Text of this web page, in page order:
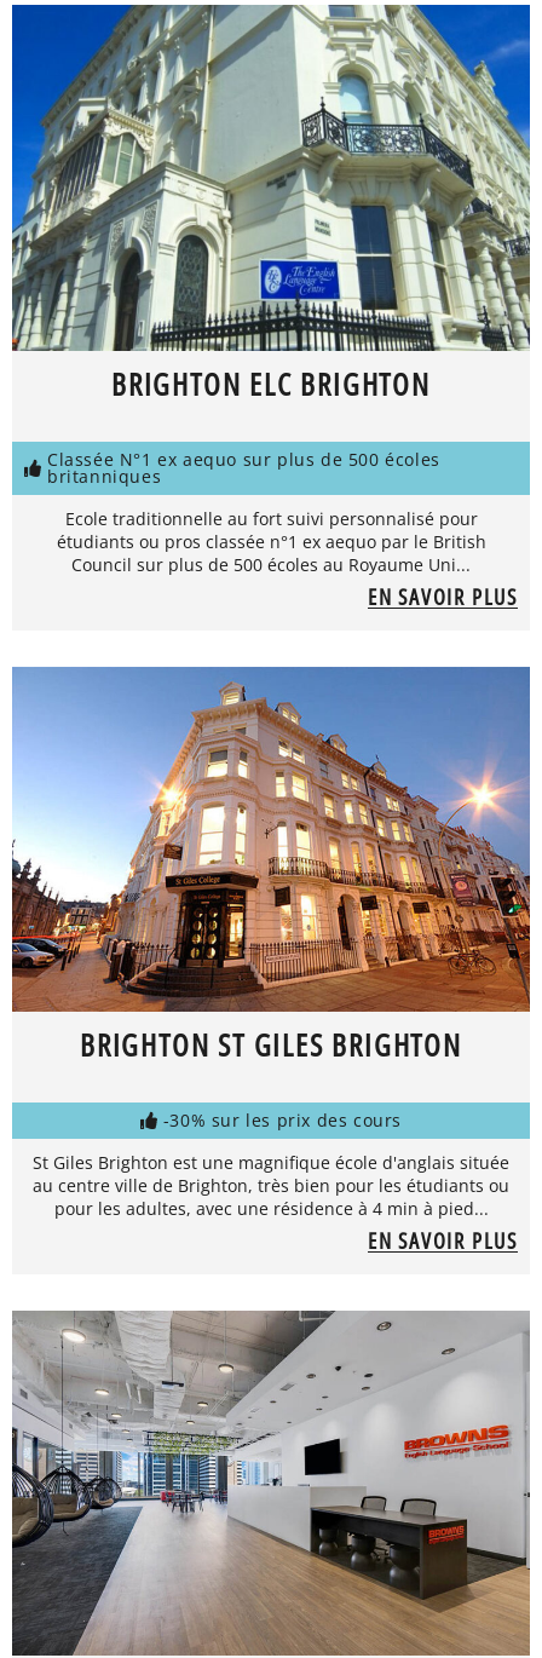
BRIGHTON ELC BRIGHTON
Classée N°1 ex aequo sur plus de 500 écoles
britanniques
Ecole traditionnelle au fort suivi personnalisé pour
étudiants ou pros classée n°1 ex aequo par le British
Council sur plus de 500 écoles au Royaume Uni...
EN SAVOIR PLUS
BRIGHTON ST GILES BRIGHTON
-30% sur les prix des cours
St Giles Brighton est une magnifique école d'anglais située
au centre ville de Brighton, très bien pour les étudiants ou
pour les adultes, avec une résidence à 4 min à pied...
EN SAVOIR PLUS